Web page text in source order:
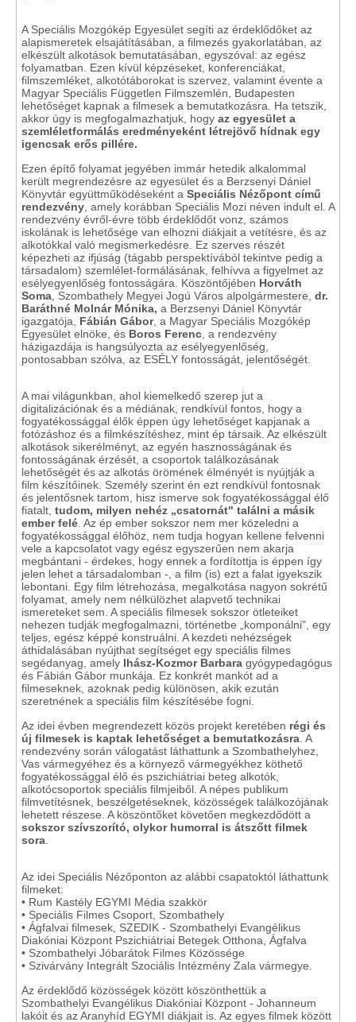
A Speciális Mozgókép Egyesület segíti az érdeklődőket az
alapismeretek elsajátításában, a filmezés gyakorlatában, az
elkészült alkotások bemutatásában, egyszóval: az egész
folyamatban. Ezen kívül képzéseket, konferenciákat,
filmszemléket, alkotótáborokat is szervez, valamint évente a
Magyar Speciális Független Filmszemlén, Budapesten
lehetőséget kapnak a filmesek a bemutatkozásra. Ha tetszik,
akkor úgy is megfogalmazhatjuk, hogy az egyesület a
szemléletformálás eredményeként létrejövő hídnak egy
igencsak erős pillére.
Ezen építő folyamat jegyében immár hetedik alkalommal
került megrendezésre az egyesület és a Berzsenyi Dániel
Könyvtár együttműködéseként a Speciális Nézőpont című
rendezvény , amely korábban Speciális Mozi néven indult el. A
rendezvény évről-évre több érdeklődőt vonz, számos
iskolának is lehetősége van elhozni diákjait a vetítésre, és az
alkotókkal való megismerkedésre. Ez szerves részét
képezheti az ifjúság (tágabb perspektívából tekintve pedig a
társadalom) szemlélet-formálásának, felhívva a figyelmet az
esélyegyenlőség fontosságára. Köszöntőjében Horváth
Soma , Szombathely Megyei Jogú Város alpolgármestere, dr.
Baráthné Molnár Mónika, a Berzsenyi Dániel Könyvtár
igazgatója, Fábián Gábor, a Magyar Speciális Mozgókép
Egyesület elnöke, és Boros Ferenc , a rendezvény
házigazdája is hangsúlyozta az esélyegyenlőség,
pontosabban szólva, az ESÉLY fontosságát, jelentőségét.
A mai világunkban, ahol kiemelkedő szerep jut a
digitalizációnak és a médiának, rendkívül fontos, hogy a
fogyatékossággal élők éppen úgy lehetőséget kapjanak a
fotózáshoz és a filmkészítéshez, mint ép társaik. Az elkészült
alkotások sikerélményt, az egyén hasznosságának és
fontosságának érzését, a csoportok találkozásának
lehetőségét és az alkotás örömének élményét is nyújtják a
film készítőinek. Személy szerint én ezt rendkívül fontosnak
és jelentősnek tartom, hisz ismerve sok fogyatékossággal élő
fiatalt, tudom, milyen nehéz „csatornát" találni a másik
ember felé . Az ép ember sokszor nem mer közeledni a
fogyatékossággal élőhöz, nem tudja hogyan kellene felvenni
vele a kapcsolatot vagy egész egyszerűen nem akarja
megbántani - érdekes, hogy ennek a fordítottja is éppen így
jelen lehet a társadalomban -, a film (is) ezt a falat igyekszik
lebontani. Egy film létrehozása, megalkotása nagyon sokrétű
folyamat, amely nem nélkülözhet alapvető technikai
ismereteket sem. A speciális filmesek sokszor ötleteiket
nehezen tudják megfogalmazni, történetbe „komponálni", egy
teljes, egész képpé konstruálni. A kezdeti nehézségek
áthidalásában nyújthat segítséget egy speciális filmes
segédanyag, amely Ihász-Kozmor Barbara gyógypedagógus
és Fábián Gábor munkája. Ez konkrét mankót ad a
filmeseknek, azoknak pedig különösen, akik ezután
szeretnének a speciális film készítésébe fogni.
Az idei évben megrendezett közös projekt keretében régi és
új filmesek is kaptak lehetőséget a bemutatkozásra . A
rendezvény során válogatást láthattunk a Szombathelyhez,
Vas vármegyéhez és a környező vármegyékhez köthető
fogyatékossággal élő és pszichiátriai beteg alkotók,
alkotócsoportok speciális filmjeiből. A népes publikum
filmvetítésnek, beszélgetéseknek, közösségek találkozójának
lehetett részese. A köszöntőket követően megkezdődött a
sokszor szívszorító, olykor humorral is átszőtt filmek
sora
Az idei Speciális Nézőponton az alábbi csapatoktól láthattunk
filmeket:
• Rum Kastély EGYMI Média szakkör
• Speciális Filmes Csoport, Szombathely
• Ágfalvai filmesek, SZEDIK - Szombathelyi Evangélikus
Diakóniai Központ Pszichiátriai Betegek Otthona, Ágfalva
• Szombathelyi Jóbarátok Filmes Közössége
• Szivárvány Integrált Szociális Intézmény Zala vármegye.
Az érdeklődő közösségek között köszönthettük a
Szombathelyi Evangélikus Diakóniai Központ - Johanneum
lakóit és az Aranyhíd EGYMI diákjait is. Az egyes filmek között